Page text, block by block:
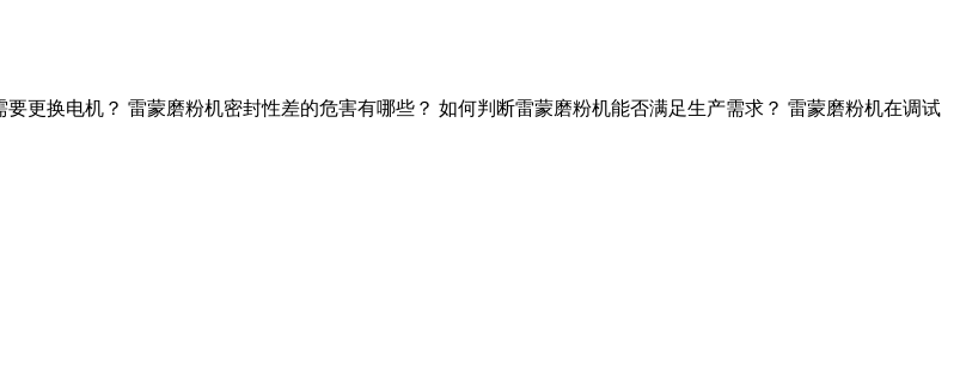
更换电机？ 雷蒙磨粉机密封性差的危害有哪些？ 如何判断雷蒙磨粉机能否满足生产需求？ 雷蒙磨粉机在调试